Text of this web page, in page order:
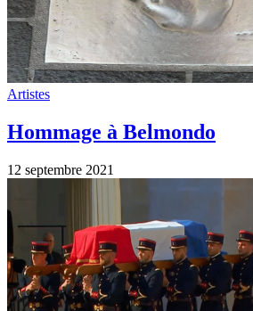
Artistes
L’adieu à Jean Paul
invalides au son de “Chi
Morricone
9 septembre 2021